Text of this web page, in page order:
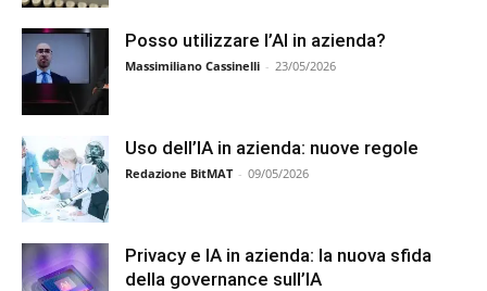
Posso utilizzare l’AI in azienda?
Massimiliano Cassinelli - 23/05/2026
Uso dell’IA in azienda: nuove regole
Redazione BitMAT - 09/05/2026
Privacy e IA in azienda: la nuova sfida
della governance sull’IA